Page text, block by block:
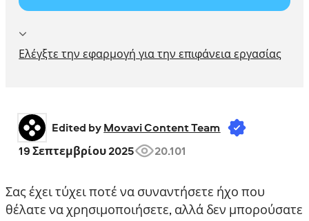
Ελέγξτε την εφαρμογή για την επιφάνεια εργασίας
Edited by Movavi Content Team
19 Σεπτεμβρίου 2025
20.101
Σας έχει τύχει ποτέ να συναντήσετε ήχο που
θέλατε να χρησιμοποιήσετε, αλλά δεν μπορούσατε